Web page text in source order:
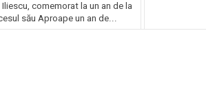
Iliescu, comemorat la un an de la
său Aproape un an de...